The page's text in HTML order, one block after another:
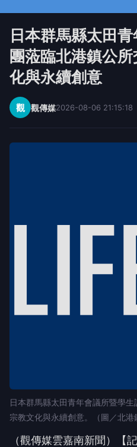
日本群馬縣太田
團蒞臨北港鎮公
化與永續創意
觀 觀傳媒2026-08-06 21:15:18
日本群馬縣太田青年會議所暨學
宗教文化與永續創意。（圖／北港
（觀傳媒雲嘉南新聞）【